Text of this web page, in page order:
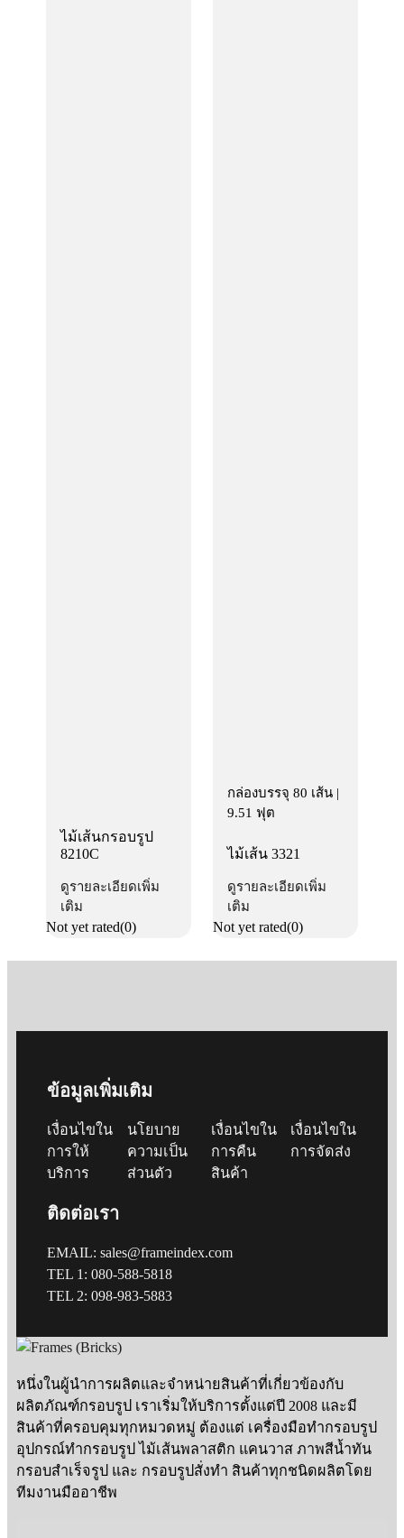
ไม้เส้นกรอบรูป
8210C
ดูรายละเอียดเพิ่ม
เติม
Not yet rated(0)
กล่องบรรจุ 80 เส้น |
9.51 ฟุต
ไม้เส้น 3321
ดูรายละเอียดเพิ่ม
เติม
Not yet rated(0)
หนึ่งในผู้นำการผลิตและจำหน่ายสินค้าที่เกี่ยวข้องกับ
ผลิตภัณฑ์กรอบรูป เราเริ่มให้บริการตั้งแต่ปี 2008 และมี
สินค้าที่ครอบคุมทุกหมวดหมู่ ต้องแต่ เครื่องมือทำกรอบรูป
อุปกรณ์ทำกรอบรูป ไม้เส้นพลาสติก แคนวาส ภาพสีน้ำทัน
กรอบสำเร็จรูป และ กรอบรูปสั่งทำ สินค้าทุกชนิดผลิตโดย
ทีมงานมืออาชีพ
ข้อมูลเพิ่มเติม
เงื่อนไขใน
การให้
บริการ
นโยบาย
ความเป็น
ส่วนตัว
เงื่อนไขใน
การคืน
สินค้า
เงื่อนไขใน
การจัดส่ง
ติดต่อเรา
EMAIL: sales@frameindex.com
TEL 1: 080-588-5818
TEL 2: 098-983-5883